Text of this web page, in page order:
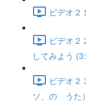
ビデオ
ビデオ
してみよう
ビデオ２
ソ、の うた